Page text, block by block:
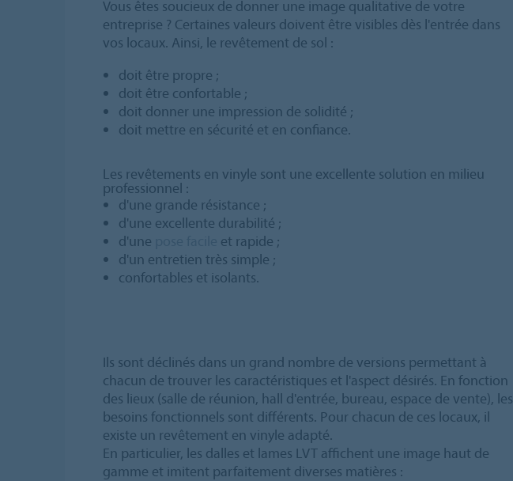
Vous êtes soucieux de donner une image qualitative de votre
entreprise ? Certaines valeurs doivent être visibles dès l'entrée dans
vos locaux. Ainsi, le revêtement de sol :
doit être propre ;
doit être confortable ;
doit donner une impression de solidité ;
doit mettre en sécurité et en confiance.
Les revêtements en vinyle sont une excellente solution en milieu
professionnel :
d'une grande résistance ;
d'une excellente durabilité ;
d'une
et rapide ;
d'un entretien très simple ;
confortables et isolants.
Ils sont déclinés dans un grand nombre de versions permettant à
chacun de trouver les caractéristiques et l'aspect désirés. En fonction
des lieux (salle de réunion, hall d'entrée, bureau, espace de vente), les
besoins fonctionnels sont différents. Pour chacun de ces locaux, il
existe un revêtement en vinyle adapté.
En particulier, les dalles et lames LVT affichent une image haut de
gamme et imitent parfaitement diverses matières :